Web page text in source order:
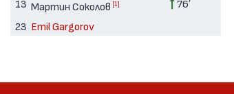
13 Мартин Соколов [1]
76′
23 Emil Gargorov